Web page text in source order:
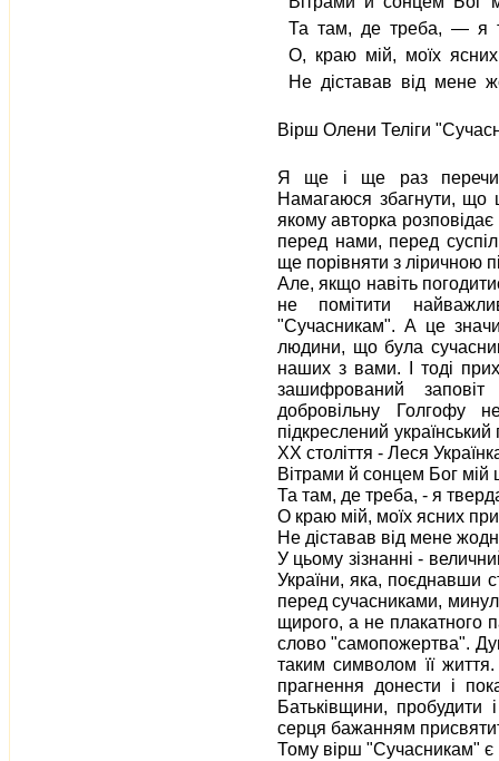
Та там, де треба, — я
О, краю мій, моїх ясних
Не діставав від мене
Вірш Олени Теліги
Я ще і ще раз
Намагаюся збагнути, що
якому авторка
перед нами, перед
ще порівняти з ліричною
Але, якщо навіть
не помітити
"Сучасникам". А це
людини, що була
наших з вами. І тоді
зашифрований
добровільну Голгофу
підкреслений
XX століття - Леся
Вітрами й сонцем Бог мій
Та там, де треба, - я
О краю мій, моїх ясних
Не діставав від мене
У цьому зізнанні -
України, яка, поєднавши
перед сучасниками,
щирого, а не плакатного
слово "самопожертва".
таким символом її
прагнення донести і
Батьківщини, пробудити
серця бажанням
Тому вірш "Сучасникам" є